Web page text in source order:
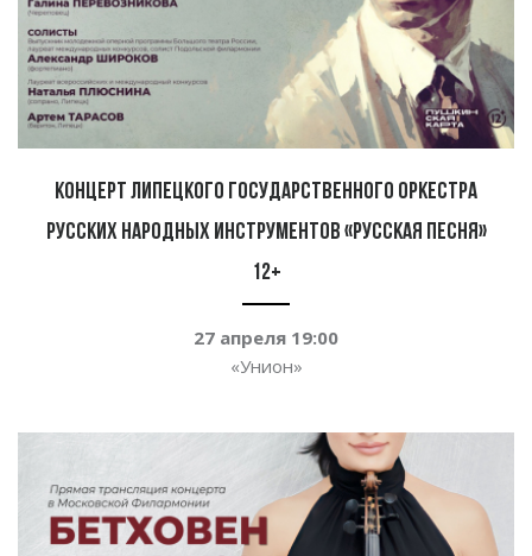
Концерт Липецкого государственного оркестра
русских народных инструментов «Русская песня»
12+
27 апреля 19:00
«Унион»